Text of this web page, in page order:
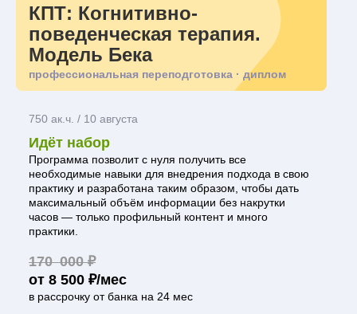
КПТ: Когнитивно-
поведенческая терапия.
Модель Бека
профессиональная переподготовка · диплом
750 ак.ч. / 10 августа
Идёт набор
Программа позволит с нуля получить все
необходимые навыки для внедрения подхода в свою
практику и разработана таким образом, чтобы дать
максимальный объём информации без накрутки
часов — только профильный контент и много
практики.
170 000 ₽
от 8 500 ₽/мес
в рассрочку от банка на 24 мес